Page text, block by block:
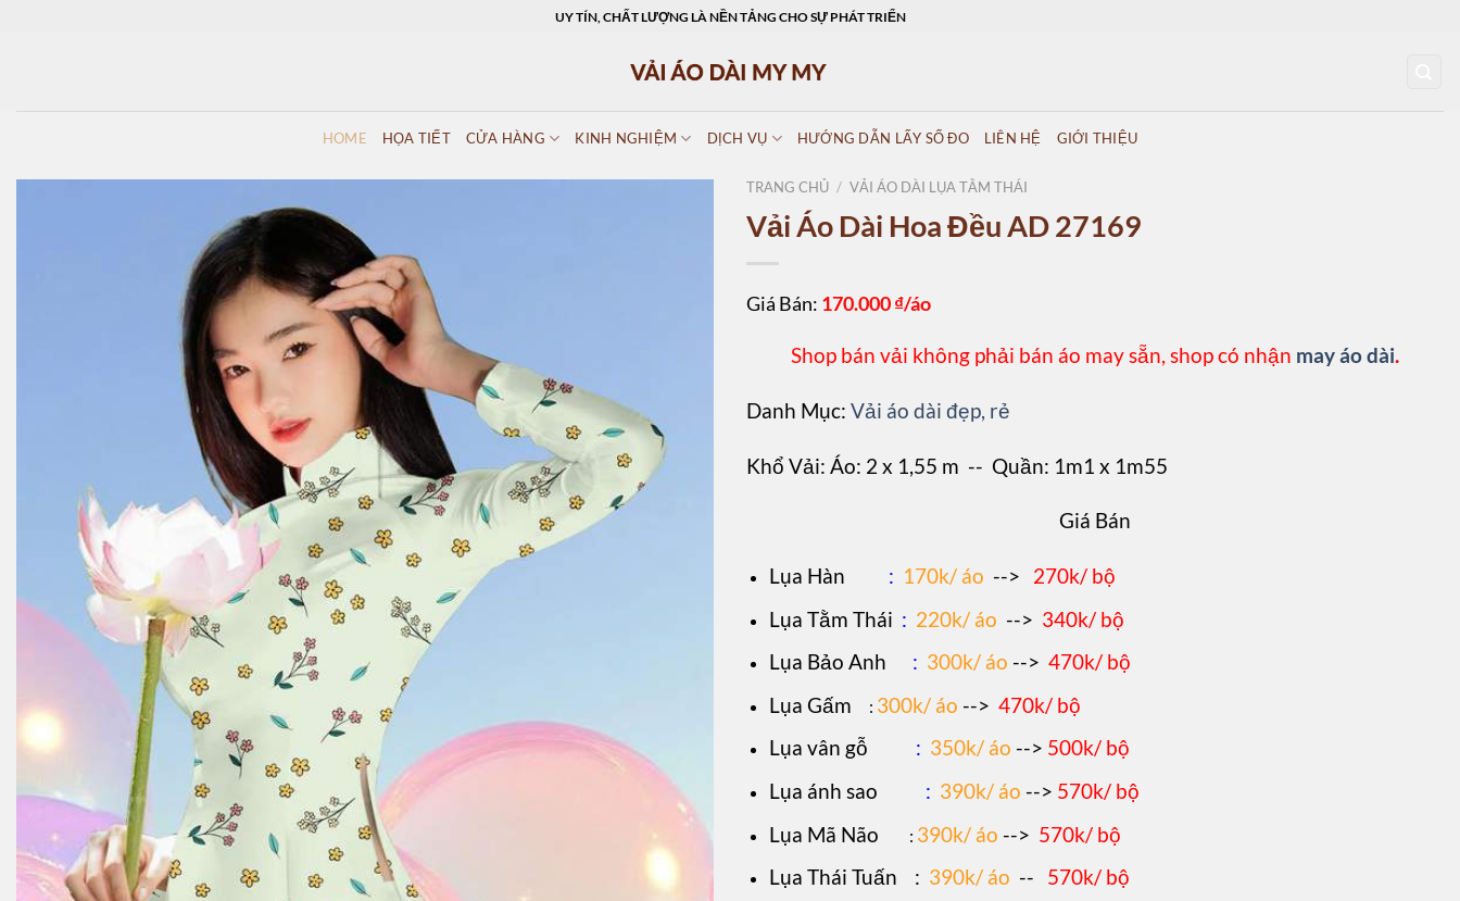
UY TÍN, CHẤT LƯỢNG LÀ NỀN TẢNG CHO SỰ PHÁT TRIỂN
HOME HỌA TIẾT CỬA HÀNG KINH NGHIỆM DỊCH VỤ HƯỚNG DẪN LẤY SỐ ĐO LIÊN HỆ GIỚI THIỆU
TRANG CHỦ / VẢI ÁO DÀI LỤA TẰM THÁI
Vải Áo Dài Hoa Đều AD 27169
Giá Bán: 170.000₫/áo
Shop bán vải không phải bán áo may sẵn, shop có nhận may áo dài.
Danh Mục: Vải áo dài đẹp, rẻ
Khổ Vải: Áo: 2 x 1,55 m -- Quần: 1m1 x 1m55
Giá Bán
Lụa Hàn : 170k/ áo --> 270k/ bộ
Lụa Tằm Thái : 220k/ áo --> 340k/ bộ
Lụa Bảo Anh
: 300k/ áo --> 470k/ bộ
Lụa Gấm
: 300k/ áo --> 470k/ bộ
Lụa vân gỗ : 350k/ áo --> 500k/ bộ
Lụa ánh sao : 390k/ áo --> 570k/ bộ
Lụa Mã Não
: 390k/ áo --> 570k/ bộ
Lụa Thái Tuấn
: 390k/ áo -- 570k/ bộ